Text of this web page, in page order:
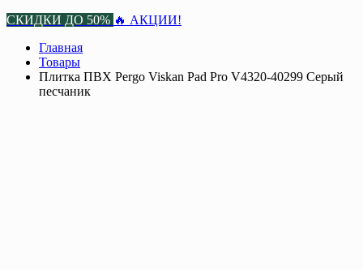
СКИДКИ ДО 50% 🔥 АКЦИИ!
Главная
Товары
Плитка ПВХ Pergo Viskan Pad Pro V4320-40299 Серый
песчаник